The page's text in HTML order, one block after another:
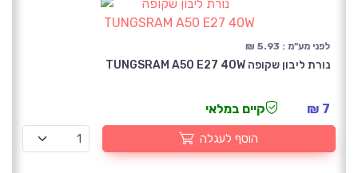
לפני מע"מ : 5.93 ₪
נורת ליבון שקופה TUNGSRAM A50 E27 40W
7 ₪ קיים במלאי
הוסף לעגלה